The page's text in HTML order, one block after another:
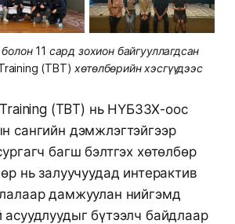
11 сард зохион байгууллагдсан
(TBT) хөтөлбөрийн хэсгүүдээс
(TBT) нь НҮБЗЗХ-оос
сангийн дэмжлэгтэйгээр
багш бэлтгэх хөтөлбөр
нь залуучуудад интерактив
дамжуулан нийгэмд
бүтээлч байдлаар